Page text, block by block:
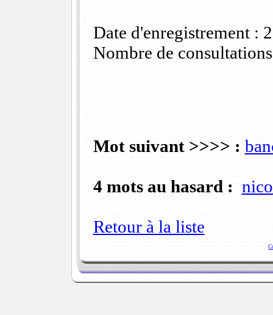
Date d'enregistrement :
Nombre de
Mot suivant >>>> :
4 mots au hasard :
Retour à la liste